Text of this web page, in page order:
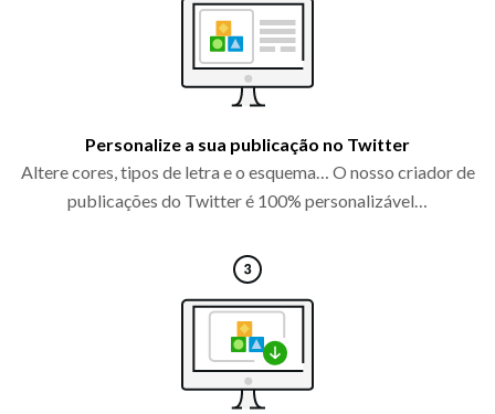
Personalize a sua publicação no Twitter
Altere cores, tipos de letra e o esquema… O nosso criador de
publicações do Twitter é 100% personalizável…